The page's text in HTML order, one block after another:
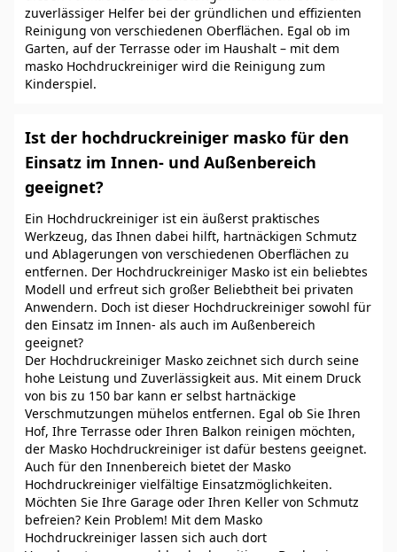
zuverlässiger Helfer bei der gründlichen und effizienten
Reinigung von verschiedenen Oberflächen. Egal ob im
Garten, auf der Terrasse oder im Haushalt – mit dem
masko Hochdruckreiniger wird die Reinigung zum
Kinderspiel.
Ist der hochdruckreiniger masko für den
Einsatz im Innen- und Außenbereich
geeignet?
Ein Hochdruckreiniger ist ein äußerst praktisches
Werkzeug, das Ihnen dabei hilft, hartnäckigen Schmutz
und Ablagerungen von verschiedenen Oberflächen zu
entfernen. Der Hochdruckreiniger Masko ist ein beliebtes
Modell und erfreut sich großer Beliebtheit bei privaten
Anwendern. Doch ist dieser Hochdruckreiniger sowohl für
den Einsatz im Innen- als auch im Außenbereich
geeignet?
Der Hochdruckreiniger Masko zeichnet sich durch seine
hohe Leistung und Zuverlässigkeit aus. Mit einem Druck
von bis zu 150 bar kann er selbst hartnäckige
Verschmutzungen mühelos entfernen. Egal ob Sie Ihren
Hof, Ihre Terrasse oder Ihren Balkon reinigen möchten,
der Masko Hochdruckreiniger ist dafür bestens geeignet.
Auch für den Innenbereich bietet der Masko
Hochdruckreiniger vielfältige Einsatzmöglichkeiten.
Möchten Sie Ihre Garage oder Ihren Keller von Schmutz
befreien? Kein Problem! Mit dem Masko
Hochdruckreiniger lassen sich auch dort